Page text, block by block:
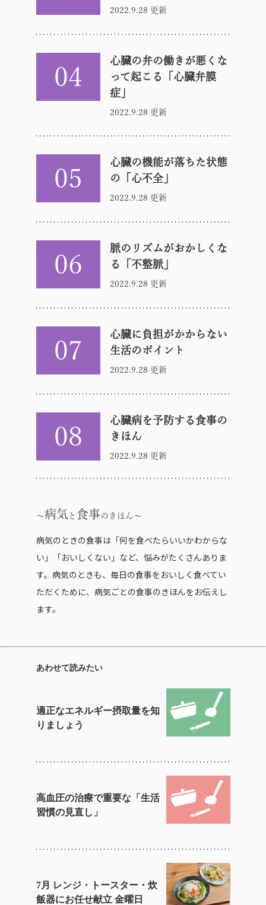
2022.9.28 更新
04
心臓の弁の働きが悪くな
って起こる「心臓弁膜
症」
2022.9.28 更新
05
心臓の機能が落ちた状態
の「心不全」
2022.9.28 更新
06
脈のリズムがおかしくな
る「不整脈」
2022.9.28 更新
07
心臓に負担がかからない
生活のポイント
2022.9.28 更新
08
心臓病を予防する食事の
きほん
2022.9.28 更新
病気 と 食事のきほん
病気のときの食事は「何を食べたらいいかわからな
い」「おいしくない」など、悩みがたくさんありま
す。病気のときも、毎日の食事をおいしく食べてい
ただくために、病気ごとの食事のきほんをお伝えし
ます。
あわせて読みたい
適正なエネルギー摂取量を知
りましょう
高血圧の治療で重要な「生活
習慣の見直し」
7月 レンジ・トースター・炊
飯器にお任せ献立 金曜日